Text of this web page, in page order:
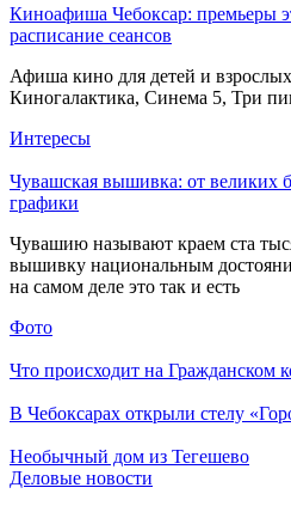
Киноафиша Чебоксар: премьеры
расписание сеансов
Афиша кино для детей и
Киногалактика, Синема 5, Три
Интересы
Чувашская вышивка: от великих
графики
Чувашию называют краем ста
вышивку национальным
на самом деле это так и есть
Фото
Что происходит на Гражданском
В Чебоксарах открыли стелу
Необычный дом из Тегешево
Деловые новости